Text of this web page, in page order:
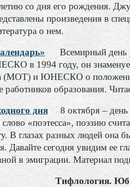
со дня его рождения.
произведения в
о нем.
Всемирный день
в 1994 году, он
(МОТ) и ЮНЕСКО о
работников образования.
дня
8 октября –
«поэтесса», поэзию
В глазах разных людей она
Давайте сегодня увидим ее
в эмиграции. Материал
Тифлология.